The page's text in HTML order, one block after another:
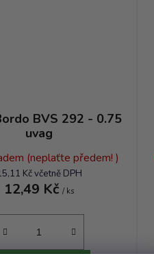
BVS 292 - 0.75
uvag
(neplaťte předem! )
Kč včetně DPH
12,49 Kč/ ks